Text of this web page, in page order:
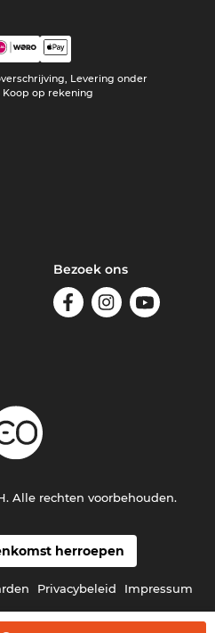
Levering onder
op rekening
Bezoek ons
herroepen
Privacybeleid Impressum
Alle rechten voorbehouden.